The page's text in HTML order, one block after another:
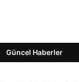
Güncel Haberler